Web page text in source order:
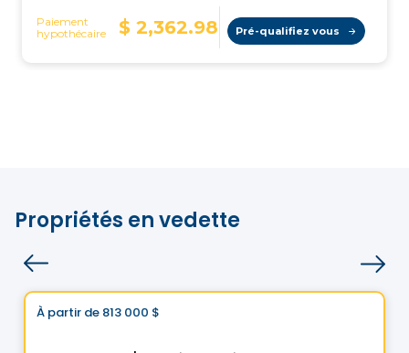
Propriétés en vedette
Maison
À partir de 813 000 $